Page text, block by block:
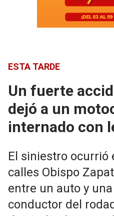
ESTA TARDE
Un fuerte
dejó a un
internado con
El siniestro ocurrió
calles Obispo
entre un auto y una
conductor del